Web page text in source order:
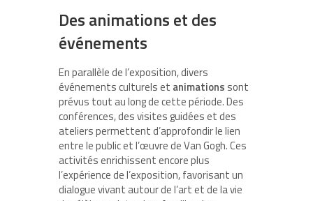
Des animations et des
événements
En parallèle de l’exposition, divers
événements culturels et animations sont
prévus tout au long de cette période. Des
conférences, des visites guidées et des
ateliers permettent d’approfondir le lien
entre le public et l’œuvre de Van Gogh. Ces
activités enrichissent encore plus
l’expérience de l’exposition, favorisant un
dialogue vivant autour de l’art et de la vie